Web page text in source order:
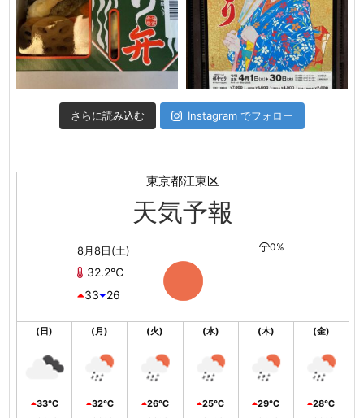
さらに読み込む Instagram でフォロー
東京都江東区
天気予報
8月8日(土)
32.2℃
33
26
0%
(日)
33℃
(月)
32℃
(火)
26℃
(水)
25℃
(木)
29℃
(金)
28℃